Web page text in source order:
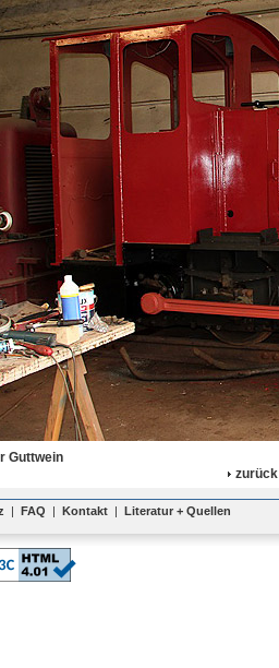
Guttwein
zurück
| FAQ | Kontakt | Literatur + Quellen